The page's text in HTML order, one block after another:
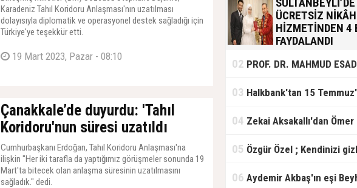
Karadeniz Tahıl Koridoru Anlaşması'nın uzatılması
dolayısıyla diplomatik ve operasyonel destek sağladığı için
Türkiye'ye teşekkür etti.
19 Mart 2023, Pazar - 08:10
Çanakkale’de duyurdu: 'Tahıl
Koridoru'nun süresi uzatıldı
Cumhurbaşkanı Erdoğan, Tahıl Koridoru Anlaşması'na
ilişkin "Her iki tarafla da yaptığımız görüşmeler sonunda 19
Mart'ta bitecek olan anlaşma süresinin uzatılmasını
sağladık." dedi.
ÜCRETSİZ NİKÂH
HİZMETİNDEN 4
FAYDALANDI
olan gençlere destek
başlattığı ücretsiz
başlattıklarını belirten
ücretsiz hizmet
02 PROF. DR. MAHMUD ESAD COŞAN, DOĞUMUNUN HİCRÎ 91. YILINDA
03 Halkbank'tan 15 Temmuz'a Özel Reklam Filmi: "İrade
04 Zekai Aksakallı'dan Ömer Halisdemir'e
05 Özgür Özel ; Kendinizi gizleyin, bizden
06 Aydemir Akbaş'ın eşi Beyhan Benek Akbaş